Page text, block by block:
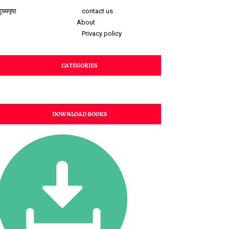
contact us
About
Privacy policy
CATEGORIES
DOWNLOAD BOOKS